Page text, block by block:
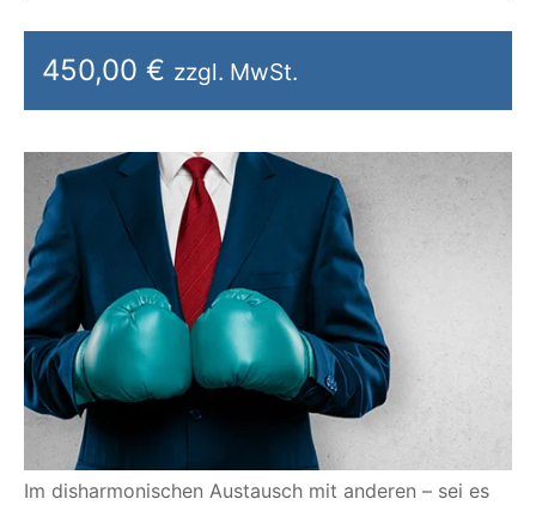
Im disharmonischen Austausch mit anderen – sei es
450,00 € zzgl. MwSt.